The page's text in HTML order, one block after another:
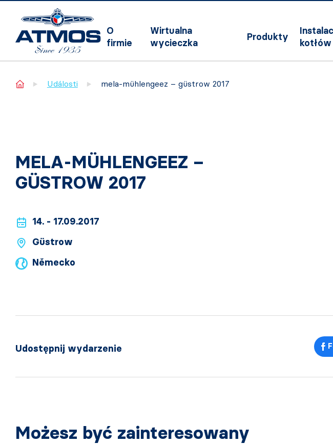
O
firmie
Wirtualna
wycieczka
Produkty
kotłów
Home Události mela-mühlengeez – güstrow 2017
MELA-MÜHLENGEEZ –
GÜSTROW 2017
14. - 17.09.2017
Güstrow
Německo
Udostępnij wydarzenie
Możesz być zainteresowany